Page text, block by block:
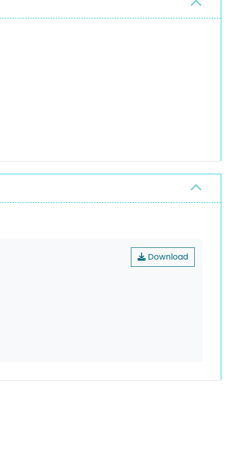
Download